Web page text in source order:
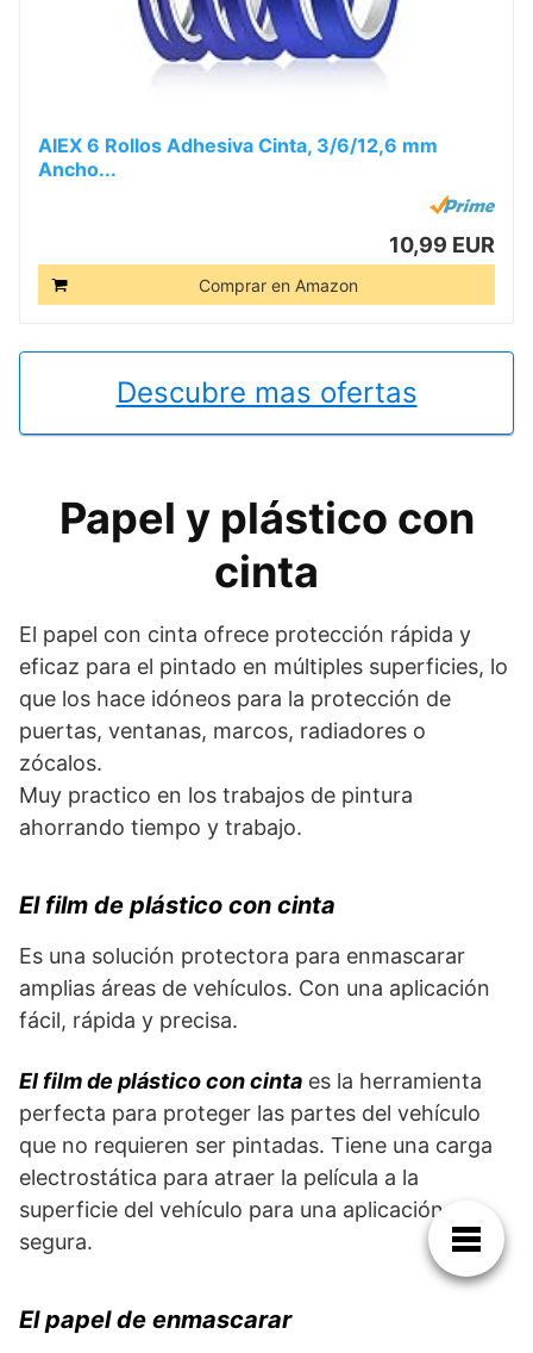
AIEX 6 Rollos Adhesiva Cinta, 3/6/12,6 mm
Ancho...
10,99 EUR
Comprar en Amazon
Descubre mas ofertas
Papel y plástico con
cinta
El papel con cinta ofrece protección rápida y
eficaz para el pintado en múltiples superficies, lo
que los hace idóneos para la protección de
puertas, ventanas, marcos, radiadores o
zócalos.
Muy practico en los trabajos de pintura
ahorrando tiempo y trabajo.
El film de plástico con cinta
Es una solución protectora para enmascarar
amplias áreas de vehículos. Con una aplicación
fácil, rápida y precisa.
El film de plástico con cinta es la herramienta
perfecta para proteger las partes del vehículo
que no requieren ser pintadas. Tiene una carga
electrostática para atraer la película a la
superficie del vehículo para una aplicación
segura.
El papel de enmascarar